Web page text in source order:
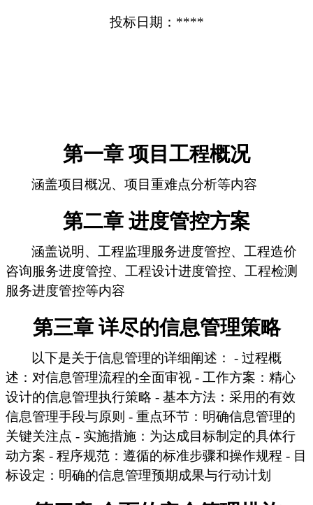
投标日期：****
第一章 项目工程概况
涵盖项目概况、项目重难点分析等内容
第二章 进度管控方案
涵盖说明、工程监理服务进度管控、工程造价
咨询服务进度管控、工程设计进度管控、工程检测
服务进度管控等内容
第三章 详尽的信息管理策略
以下是关于信息管理的详细阐述： - 过程概
述：对信息管理流程的全面审视 - 工作方案：精心
设计的信息管理执行策略 - 基本方法：采用的有效
信息管理手段与原则 - 重点环节：明确信息管理的
关键关注点 - 实施措施：为达成目标制定的具体行
动方案 - 程序规范：遵循的标准步骤和操作规程 - 目
标设定：明确的信息管理预期成果与行动计划